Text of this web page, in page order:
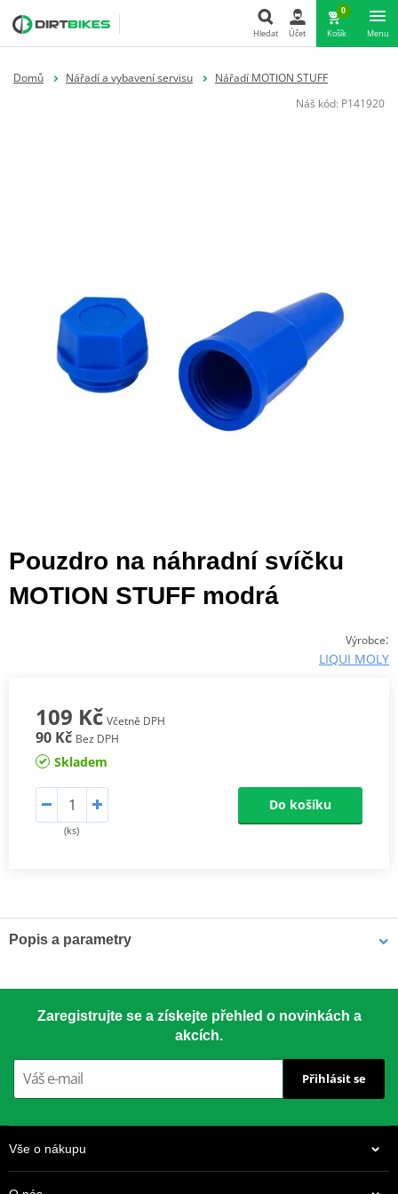
Hledat Účet
0
Košík Menu
Domů Nářadí a vybavení servisu
Nářadí MOTION STUFF
Náš kód: P141920
Pouzdro na náhradní svíčku
MOTION STUFF modrá
Výrobce:
LIQUI MOLY
109 Kč Včetně DPH
90 Kč Bez DPH
Skladem
(ks)
Do košíku
Popis a parametry
Zaregistrujte se a získejte přehled o novinkách a
akcích.
Přihlásit se
Vše o nákupu